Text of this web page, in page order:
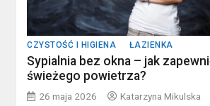
CZYSTOŚĆ I HIGIENA ŁAZIENKA
Sypialnia bez okna – jak
świeżego powietrza?
26 maja 2026 Katarzyna Mikulska